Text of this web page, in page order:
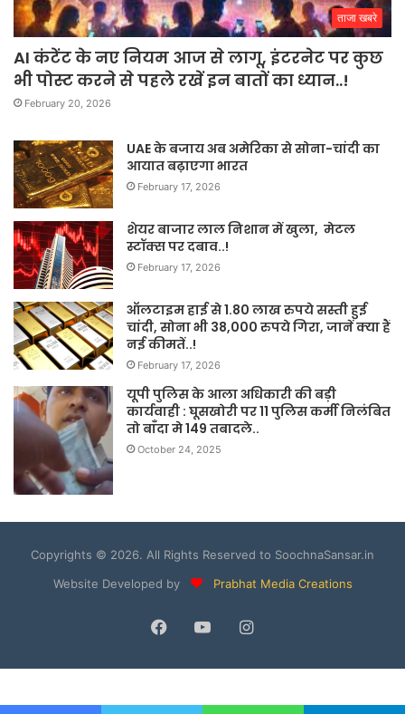
ताजा खबरे
AI कंटेंट के नए नियम आज से लागू, इंटरनेट पर कुछ
भी पोस्ट करने से पहले रखें इन बातों का ध्यान..!
February 20, 2026
UAE के बजाय अब अमेरिका से सोना-चांदी का
आयात बढ़ाएगा भारत
February 17, 2026
शेयर बाजार लाल निशान में खुला, मेटल
स्टॉक्स पर दबाव..!
February 17, 2026
ऑलटाइम हाई से 1.80 लाख रुपये सस्ती हुई
चांदी, सोना भी 38,000 रुपये गिरा, जानें क्या हैं
नई कीमतें..!
February 17, 2026
यूपी पुलिस के आला अधिकारी की बड़ी
कार्यवाही : घूसखोरी पर 11 पुलिस कर्मी निलंबित
तो बाँदा मे 149 तबादले..
October 24, 2025
Copyrights © 2026. All Rights Reserved to SoochnaSansar.in
Website Developed by
Prabhat Media Creations
Facebook
YouTubeInstagram